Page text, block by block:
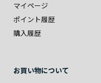
マイページ
ポイント履歴
購入履歴
お買い物について